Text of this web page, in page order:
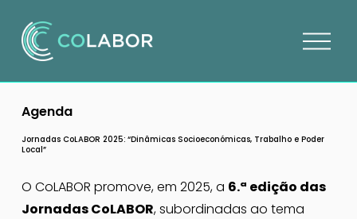
A
m
u
Jornadas CoLABOR 2025: “Dinâmicas Socioeconómicas, Trabalho e Poder
Local”
Agenda
O CoLABOR promove, em 2025, a 6.ª edição das
Jornadas CoLABOR